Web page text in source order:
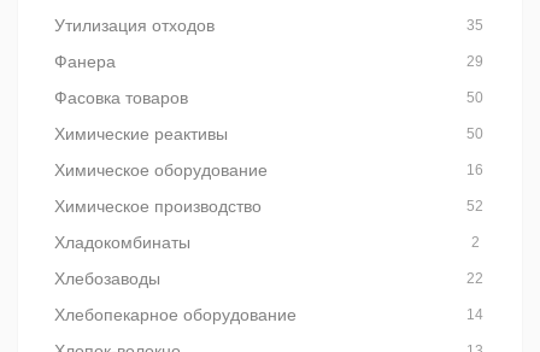
Утилизация отходов 35
Фанера 29
Фасовка товаров 50
Химические реактивы 50
Химическое оборудование 16
Химическое производство 52
Хладокомбинаты 2
Хлебозаводы 22
Хлебопекарное оборудование 14